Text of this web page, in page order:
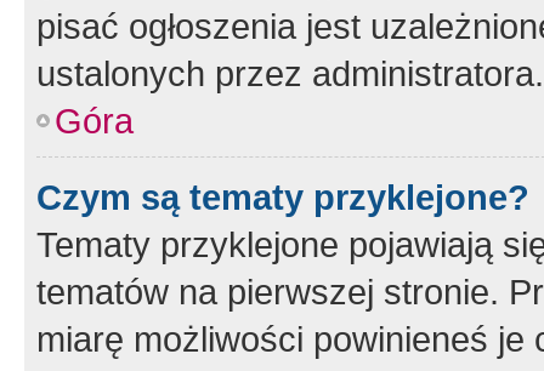
pisać ogłoszenia jest
ustalonych przez administratora.
Góra
Czym są tematy przyklejone?
Tematy przyklejone pojawiają
tematów na pierwszej stronie.
miarę możliwości powinieneś je